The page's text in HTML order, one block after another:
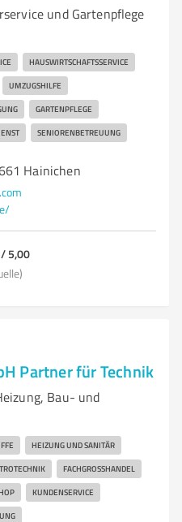
und Gartenpflege
HAUSWIRTSCHAFTSSERVICE
UMZUGSHILFE
GARTENPFLEGE
SENIORENBETREUUNG
Hainichen
5,00
Partner für Technik
Bau- und
HEIZUNG UND SANITÄR
FACHGROSSHANDEL
KUNDENSERVICE